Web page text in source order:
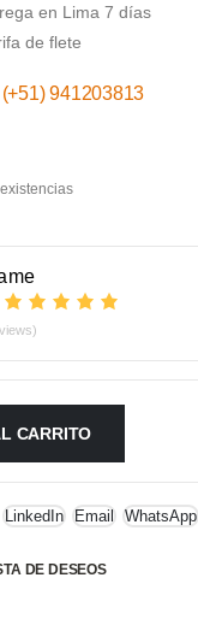
en Lima 7 días
de flete
(+51) 941203813
CARRITO
LinkedIn Email WhatsApp
DE DESEOS